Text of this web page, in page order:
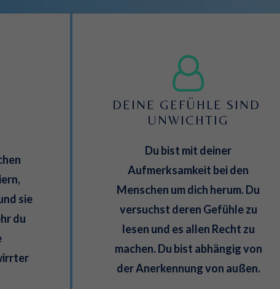
sie
du
DEINE GEFÜHLE SIND
UNWICHTIG
Du bist mit deiner
Aufmerksamkeit bei den
Menschen um dich herum. Du
versuchst deren Gefühle zu
lesen und es allen Recht zu
machen. Du bist abhängig von
der Anerkennung von außen.